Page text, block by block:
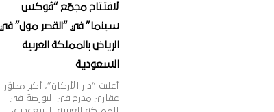
لافتتاح مجمّع “ڤوكس
سينما” في “القصر مول” في
الرياض بالمملكة العربية
السعودية
أعلنت “دار الأركان”، أكبر مطوّر
عقاري مدرج في البورصة في